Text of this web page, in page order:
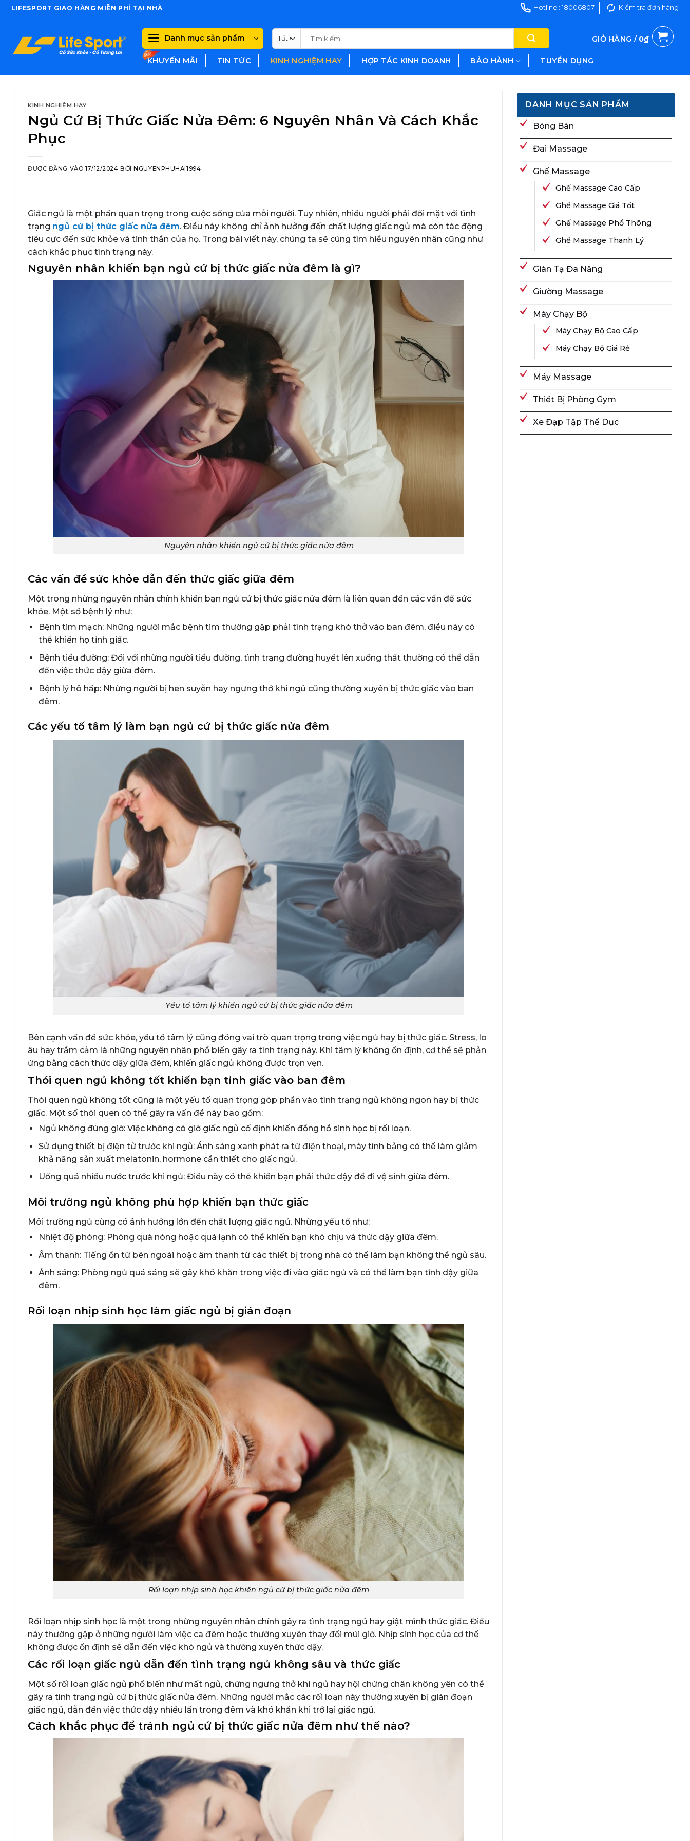
SkipLIFESPORT GIAO HÀNG MIỄN PHÍ TẠI NHÀ Hotline : 18006807 Kiểm tra đơn hàng
Danh mục sản phẩm
kiếm:
KHUYẾN MÃI TIN TỨC KINH NGHIỆM HAY HỢP TÁC KINH DOANH BẢO HÀNH TUYỂN DỤNG
GIỎ HÀNG / 0₫
KINH NGHIỆM HAY
Ngủ Cứ Bị Thức Giấc Nửa Đêm: 6 Nguyên Nhân Và Cách Khắc
Phục
ĐƯỢC ĐĂNG VÀO 17/12/2024 BỞINGUYENPHUHAI1994
Giấc ngủ là một phần quan trọng trong cuộc sống của mỗi người. Tuy nhiên, nhiều người phải đối mặt với tình
trạng ngủ cứ bị thức giấc nửa đêm. Điều này không chỉ ảnh hưởng đến chất lượng giấc ngủ mà còn tác động
tiêu cực đến sức khỏe và tinh thần của họ. Trong bài viết này, chúng ta sẽ cùng tìm hiểu nguyên nhân cũng như
cách khắc phục tình trạng này.
Nguyên nhân khiến bạn ngủ cứ bị thức giấc nửa đêm là gì?
Nguyên nhân khiến ngủ cứ bị thức giấc nửa đêm
Các vấn đề sức khỏe dẫn đến thức giấc giữa đêm
Một trong những nguyên nhân chính khiến bạn ngủ cứ bị thức giấc nửa đêm là liên quan đến các vấn đề sức
khỏe. Một số bệnh lý như:
Bệnh tim mạch: Những người mắc bệnh tim thường gặp phải tình trạng khó thở vào ban đêm, điều này có
thể khiến họ tỉnh giấc.
Bệnh tiểu đường: Đối với những người tiểu đường, tình trạng đường huyết lên xuống thất thường có thể dẫn
đến việc thức dậy giữa đêm.
Bệnh lý hô hấp: Những người bị hen suyễn hay ngưng thở khi ngủ cũng thường xuyên bị thức giấc vào ban
đêm.
Các yếu tố tâm lý làm bạn ngủ cứ bị thức giấc nửa đêm
Yếu tố tâm lý khiến ngủ cứ bị thức giấc nửa đêm
Bên cạnh vấn đề sức khỏe, yếu tố tâm lý cũng đóng vai trò quan trọng trong việc ngủ hay bị thức giấc. Stress, lo
âu hay trầm cảm là những nguyên nhân phổ biến gây ra tình trạng này. Khi tâm lý không ổn định, cơ thể sẽ phản
ứng bằng cách thức dậy giữa đêm, khiến giấc ngủ không được trọn vẹn.
Thói quen ngủ không tốt khiến bạn tỉnh giấc vào ban đêm
Thói quen ngủ không tốt cũng là một yếu tố quan trọng góp phần vào tình trạng ngủ không ngon hay bị thức
giấc. Một số thói quen có thể gây ra vấn đề này bao gồm:
Ngủ không đúng giờ: Việc không có giờ giấc ngủ cố định khiến đồng hồ sinh học bị rối loạn.
Sử dụng thiết bị điện tử trước khi ngủ: Ánh sáng xanh phát ra từ điện thoại, máy tính bảng có thể làm giảm
khả năng sản xuất melatonin, hormone cần thiết cho giấc ngủ.
Uống quá nhiều nước trước khi ngủ: Điều này có thể khiến bạn phải thức dậy để đi vệ sinh giữa đêm.
Môi trường ngủ không phù hợp khiến bạn thức giấc
Môi trường ngủ cũng có ảnh hưởng lớn đến chất lượng giấc ngủ. Những yếu tố như:
Nhiệt độ phòng: Phòng quá nóng hoặc quá lạnh có thể khiến bạn khó chịu và thức dậy giữa đêm.
Âm thanh: Tiếng ồn từ bên ngoài hoặc âm thanh từ các thiết bị trong nhà có thể làm bạn không thể ngủ sâu.
Ánh sáng: Phòng ngủ quá sáng sẽ gây khó khăn trong việc đi vào giấc ngủ và có thể làm bạn tỉnh dậy giữa
đêm.
Rối loạn nhịp sinh học làm giấc ngủ bị gián đoạn
Rối loạn nhịp sinh học khiên ngủ cứ bị thức giấc nửa đêm
Rối loạn nhịp sinh học là một trong những nguyên nhân chính gây ra tình trạng ngủ hay giật mình thức giấc. Điều
này thường gặp ở những người làm việc ca đêm hoặc thường xuyên thay đổi múi giờ. Nhịp sinh học của cơ thể
không được ổn định sẽ dẫn đến việc khó ngủ và thường xuyên thức dậy.
Các rối loạn giấc ngủ dẫn đến tình trạng ngủ không sâu và thức giấc
Một số rối loạn giấc ngủ phổ biến như mất ngủ, chứng ngưng thở khi ngủ hay hội chứng chân không yên có thể
gây ra tình trạng ngủ cứ bị thức giấc nửa đêm. Những người mắc các rối loạn này thường xuyên bị gián đoạn
giấc ngủ, dẫn đến việc thức dậy nhiều lần trong đêm và khó khăn khi trở lại giấc ngủ.
Cách khắc phục để tránh ngủ cứ bị thức giấc nửa đêm như thế nào?
DANH MỤC SẢN PHẨM
Bóng Bàn
Đai Massage
Ghế Massage
Ghế Massage Cao Cấp
Ghế Massage Giá Tốt
Ghế Massage Phổ Thông
Ghế Massage Thanh Lý
Giàn Tạ Đa Năng
Giường Massage
Máy Chạy Bộ
Máy Chạy Bộ Cao Cấp
Máy Chạy Bộ Giá Rẻ
Máy Massage
Thiết Bị Phòng Gym
Xe Đạp Tập Thể Dục